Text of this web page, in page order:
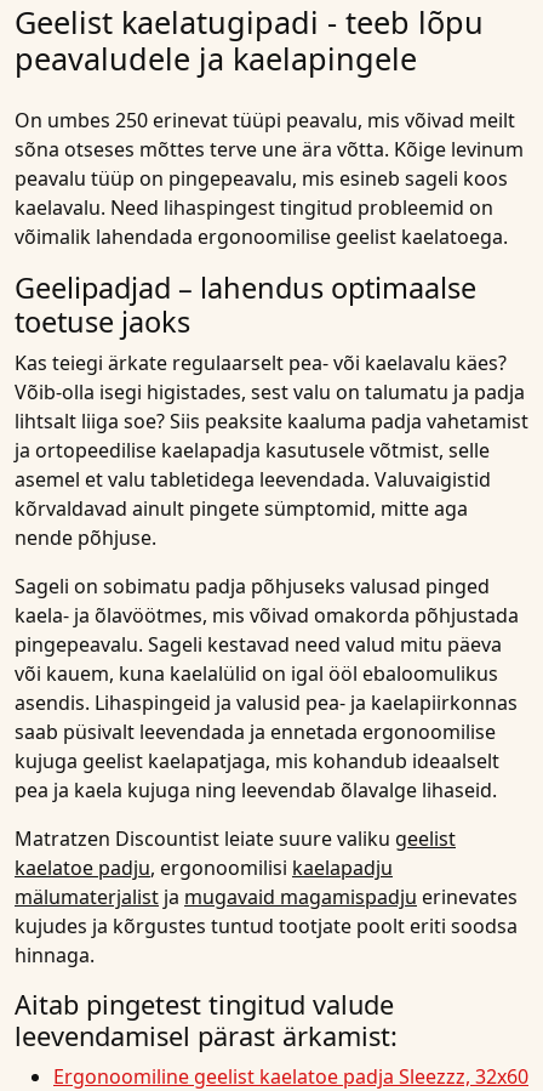
Geelist kaelatugipadi - teeb lõpu
peavaludele ja kaelapingele
On umbes 250 erinevat tüüpi peavalu, mis võivad meilt
sõna otseses mõttes terve une ära võtta. Kõige levinum
peavalu tüüp on pingepeavalu, mis esineb sageli koos
kaelavalu. Need lihaspingest tingitud probleemid on
võimalik lahendada ergonoomilise geelist kaelatoega.
Geelipadjad – lahendus optimaalse
toetuse jaoks
Kas teiegi ärkate regulaarselt pea- või kaelavalu käes?
Võib-olla isegi higistades, sest valu on talumatu ja padja
lihtsalt liiga soe? Siis peaksite kaaluma padja vahetamist
ja ortopeedilise kaelapadja kasutusele võtmist, selle
asemel et valu tabletidega leevendada. Valuvaigistid
kõrvaldavad ainult pingete sümptomid, mitte aga
nende põhjuse.
Sageli on sobimatu padja põhjuseks valusad pinged
kaela- ja õlavöötmes, mis võivad omakorda põhjustada
pingepeavalu. Sageli kestavad need valud mitu päeva
või kauem, kuna kaelalülid on igal ööl ebaloomulikus
asendis. Lihaspingeid ja valusid pea- ja kaelapiirkonnas
saab püsivalt leevendada ja ennetada ergonoomilise
kujuga geelist kaelapatjaga, mis kohandub ideaalselt
pea ja kaela kujuga ning leevendab õlavalge lihaseid.
Matratzen Discountist leiate suure valiku geelist
kaelatoe padju, ergonoomilisi kaelapadju
mälumaterjalist ja mugavaid magamispadju erinevates
kujudes ja kõrgustes tuntud tootjate poolt eriti soodsa
hinnaga.
Aitab pingetest tingitud valude
leevendamisel pärast ärkamist:
Ergonoomiline geelist kaelatoe padja Sleezzz, 32x60